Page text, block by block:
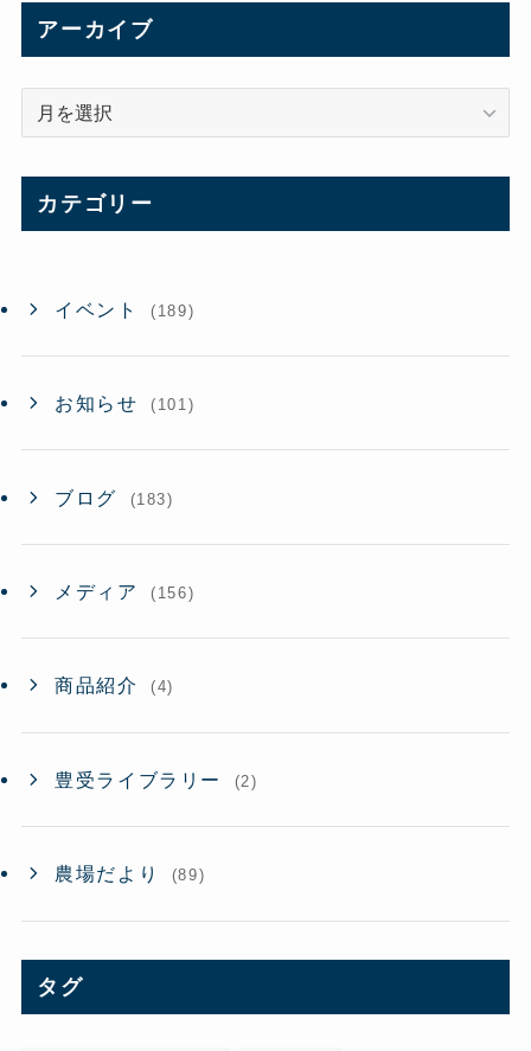
アーカイブ
ブ
カテゴリー
イベント (189)
お知らせ (101)
ブログ (183)
メディア (156)
商品紹介 (4)
豊受ライブラリー (2)
農場だより (89)
タグ